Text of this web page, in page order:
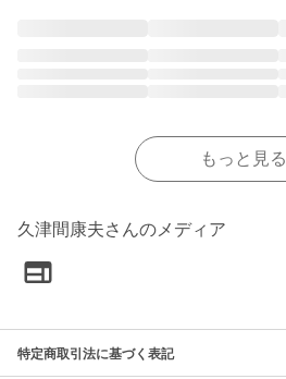
もっと見る
久津間康夫さんのメディア
特定商取引法に基づく表記